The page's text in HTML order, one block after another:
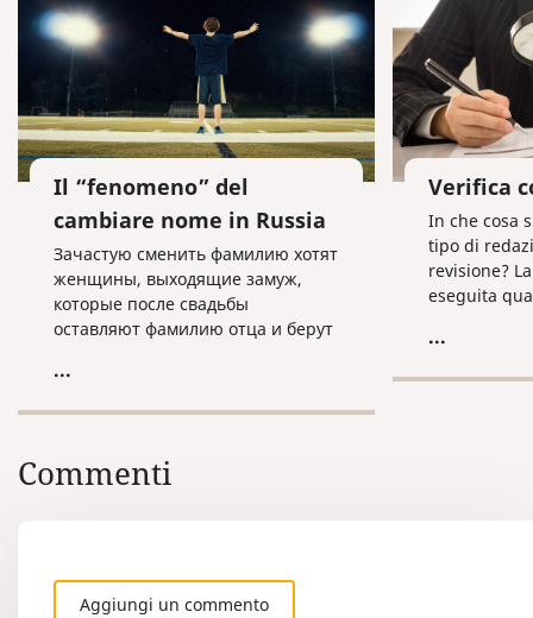
Il “fenomeno” del
cambiare nome in Russia
Зачастую сменить фамилию хотят
женщины, выходящие замуж,
которые после свадьбы
оставляют фамилию отца и берут
...
Verifica
In che cosa
tipo di
revisione?
eseguita
specifici,
...
Commenti
Aggiungi un commento